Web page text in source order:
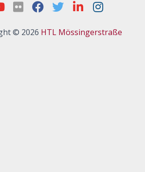
© 2026 HTL Mössingerstraße